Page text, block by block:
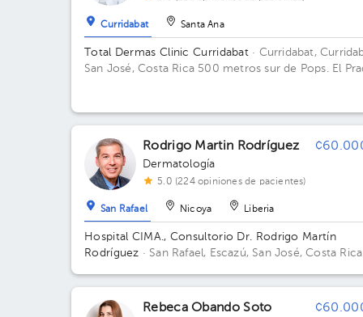
Curridabat Santa Ana
Total Dermas Clinic Curridabat · Curridabat,
San José, Costa Rica 500 metros sur de Pops. El
Rodrigo Martin Rodríguez
Dermatología
5.0 (224 opiniones de pacientes)
San Rafael Nicoya Liberia
Hospital CIMA., Consultorio Dr. Rodrigo Martín
Rodríguez · San Rafael, Escazú, San José, Costa Rica
José; Contiguo al Hospital CIMA Edificio Torre 1
Piso 6. Consultorio 617.
Rebeca Obando Soto